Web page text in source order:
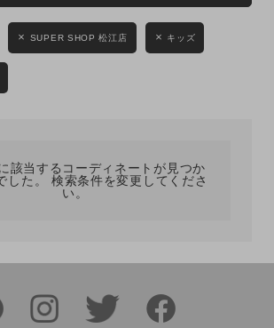
LADIES KIDS
SUPER SHOP 松江店 キッズ
該当するコーディネートが見つか
した。 検索条件を変更してくださ
い。